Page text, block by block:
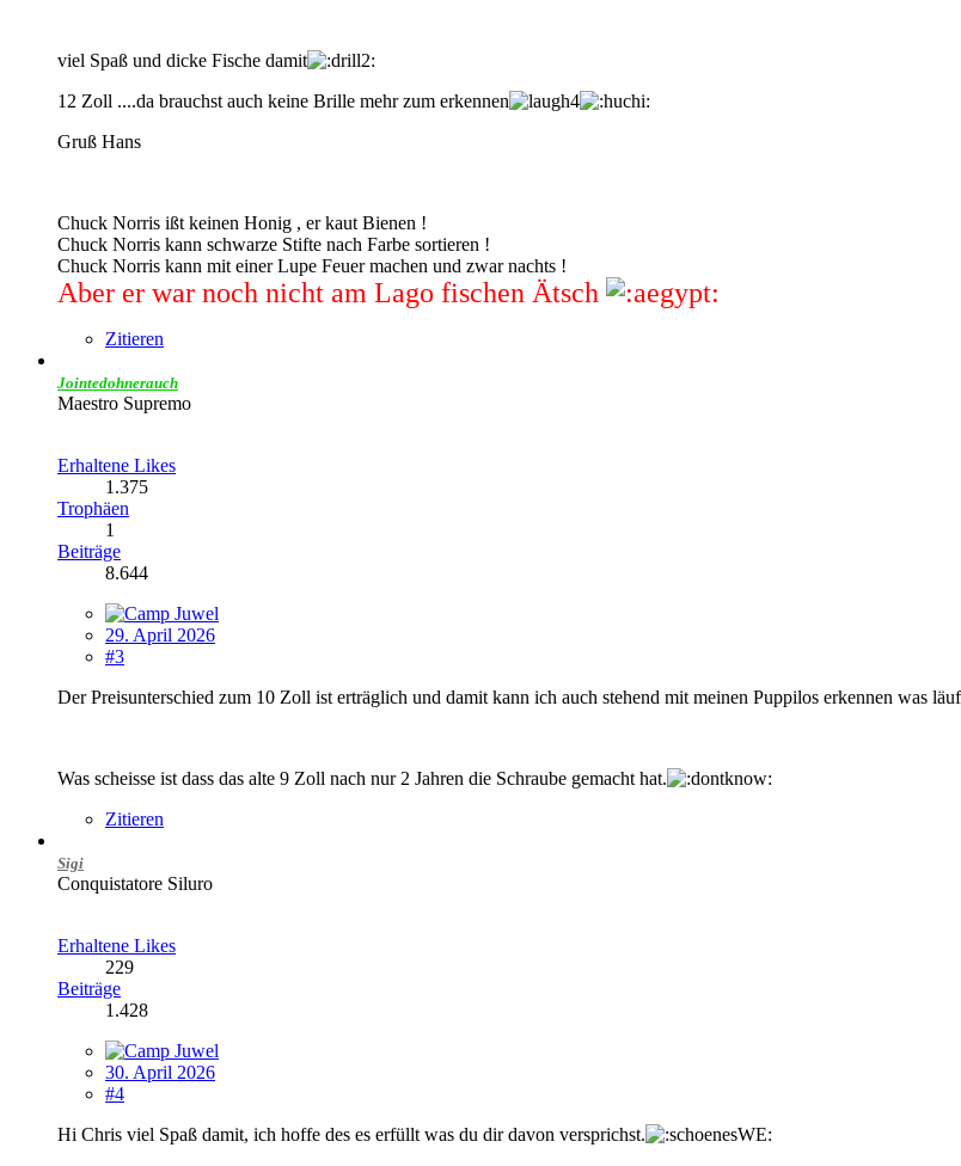
viel Spaß und dicke Fische damit
12 Zoll ....da brauchst auch keine Brille mehr zum erkennen
Gruß Hans
Chuck Norris ißt keinen Honig , er kaut Bienen !
Chuck Norris kann schwarze Stifte nach Farbe sortieren !
Chuck Norris kann mit einer Lupe Feuer machen und zwar nachts !
Aber er war noch nicht am Lago fischen Ätsch
Zitieren
Jointedohnerauch
Maestro Supremo
Erhaltene Likes
1.375
Trophäen
1
Beiträge
8.644
29. April 2026
#3
Der Preisunterschied zum 10 Zoll ist erträglich und damit kann ich auch stehend mit meinen Puppilos erkennen was
Was scheisse ist dass das alte 9 Zoll nach nur 2 Jahren die Schraube gemacht hat.
Zitieren
Sigi
Conquistatore Siluro
Erhaltene Likes
229
Beiträge
1.428
30. April 2026
#4
Hi Chris viel Spaß damit, ich hoffe des es erfüllt was du dir davon versprichst.